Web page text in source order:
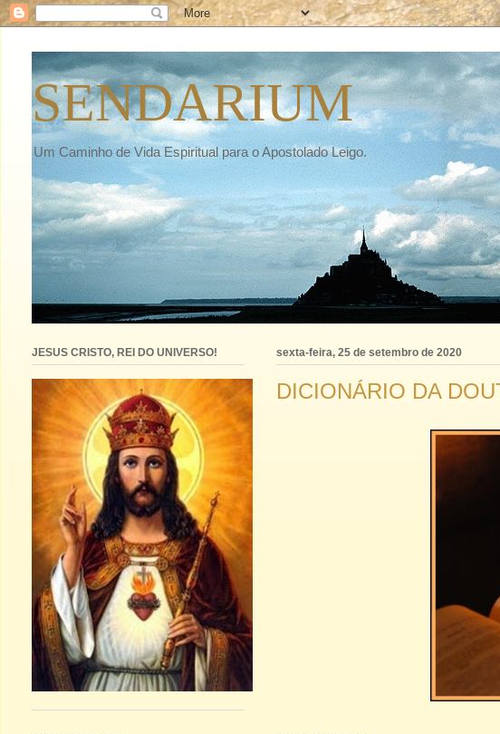
SENDARIUM
Um Caminho de Vida Espiritual para o Apostolado Leigo.
sexta-feira, 25 de setembro de 2020
DICIONÁRIO DA
JESUS CRISTO, REI DO UNIVERSO!